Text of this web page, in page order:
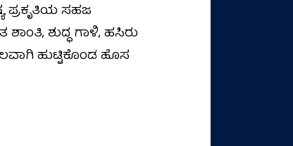
ಪ್ರಕೃತಿಯ ಸಹಜ
ಶುದ್ಧ ಗಾಳಿ, ಹಸಿರು
ಹುಟ್ಟಿಕೊಂಡ ಹೊಸ